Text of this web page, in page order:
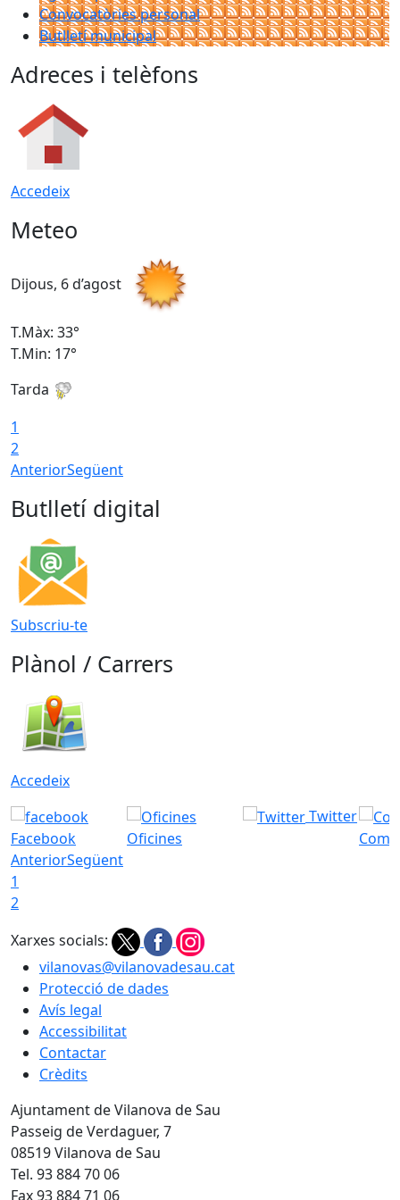
Convocatòries personal
Butlletí municipal
Adreces i telèfons
Accedeix
Meteo
Dijous, 6 d’agost
T.Màx: 33°
T.Min: 17°
Tarda
1
2
AnteriorSegüent
Butlletí digital
Subscriu-te
Plànol / Carrers
Accedeix
Facebook Oficines
Twitter
Com
AnteriorSegüent
1
2
Xarxes socials:
vilanovas@vilanovadesau.cat
Protecció de dades
Avís legal
Accessibilitat
Contactar
Crèdits
Ajuntament de Vilanova de Sau
Passeig de Verdaguer, 7
08519 Vilanova de Sau
Tel. 93 884 70 06
Fax 93 884 71 06